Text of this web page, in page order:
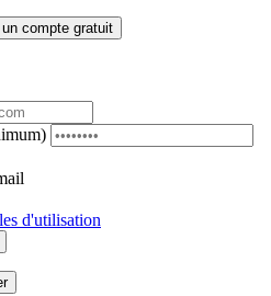
un compte gratuit
d'utilisation